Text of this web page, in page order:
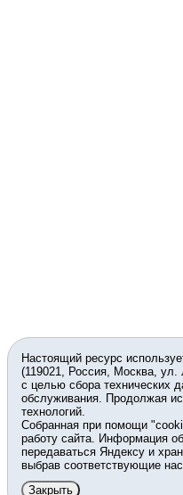
Настоящий ресурс
(119021, Россия, Москва,
с целью сбора технических
обслуживания. Продолжая
технологий.
Собранная при помощи
работу сайта. Информация
передаваться Яндексу и
выбрав соответствующие
Закрыть